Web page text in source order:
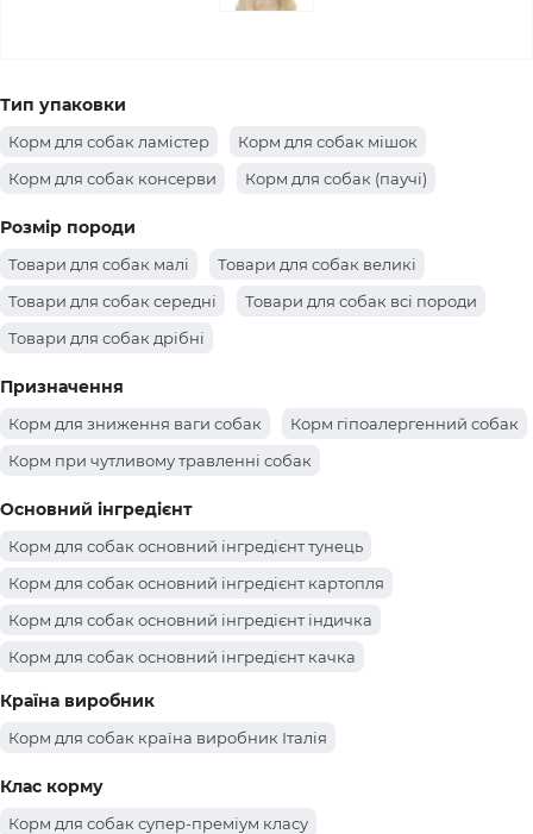
Тип упаковки
Корм для собак ламістер
Корм для собак мішок
Корм для собак консерви
Корм для собак (паучі)
Розмір породи
Товари для собак малі
Товари для собак великі
Товари для собак середні
Товари для собак всі породи
Товари для собак дрібні
Призначення
Корм для зниження ваги собак
Корм гіпоалергенний собак
Корм при чутливому травленні собак
Основний інгредієнт
Корм для собак основний інгредієнт тунець
Корм для собак основний інгредієнт картопля
Корм для собак основний інгредієнт індичка
Корм для собак основний інгредієнт качка
Корм для собак основний інгредієнт яловичина
Корм для собак основний інгредієнт ягня
Країна виробник
Корм для собак країна виробник Італія
Клас корму
Корм для собак супер-преміум класу